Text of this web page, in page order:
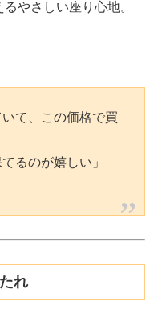
やさしい座り心地。
て、この価格で買
るのが嬉しい」
れ